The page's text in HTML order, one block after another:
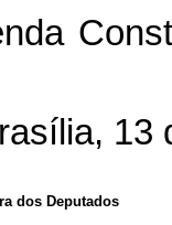
13
dos Deputados